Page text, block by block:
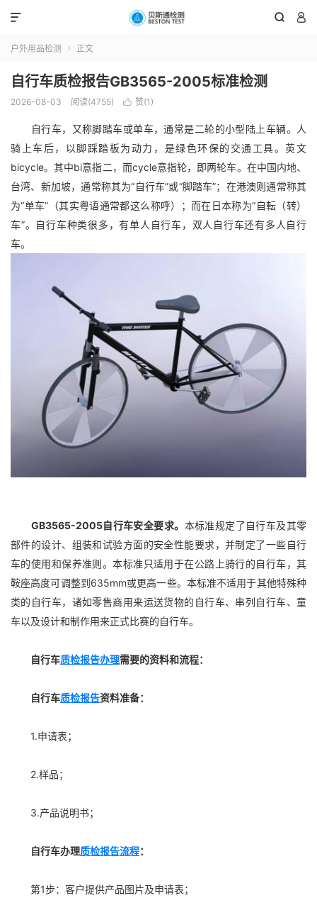
 

户外用品检测  正文
自行车质检报告GB3565-2005标准检测
2026-08-03 阅读(4755)  赞(1 )
自行车，又称脚踏车或单车，通常是二轮的小型陆上车辆。人
骑上车后，以脚踩踏板为动力，是绿色环保的交通工具。英文
bicycle。其中bi意指二，而cycle意指轮，即两轮车。在中国内地、
台湾、新加坡，通常称其为“自行车”或“脚踏车”；在港澳则通常称其
为“单车”（其实粤语通常都这么称呼）；而在日本称为“自転（转）
车”。自行车种类很多，有单人自行车，双人自行车还有多人自行
车。
GB3565-2005自行车安全要求。 本标准规定了自行车及其零
部件的设计、组装和试验方面的安全性能要求，并制定了一些自行
车的使用和保养准则。本标准只适用于在公路上骑行的自行车，其
鞍座高度可调整到635mm或更高一些。本标准不适用于其他特殊种
类的自行车，诸如零售商用来运送货物的自行车、串列自行车、童
车以及设计和制作用来正式比赛的自行车。
自行车质检报告办理需要的资料和流程：
自行车质检报告资料准备：
1.申请表；
2.样品；
3.产品说明书；
自行车办理质检报告流程：
第1步：客户提供产品图片及申请表；